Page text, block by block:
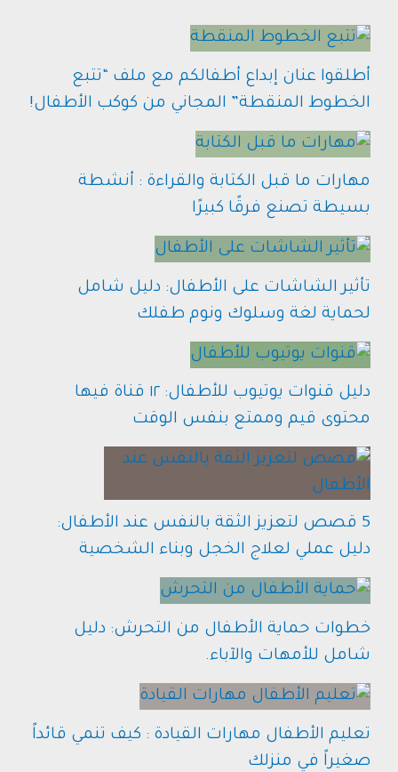
أطلقوا عنان إبداع أطفالكم مع ملف “تتبع
الخطوط المنقطة” المجاني من كوكب الأطفال!
مهارات ما قبل الكتابة والقراءة : أنشطة
بسيطة تصنع فرقًا كبيرًا
تأثير الشاشات على الأطفال: دليل شامل
لحماية لغة وسلوك ونوم طفلك
دليل قنوات يوتيوب للأطفال: ١٢ قناة فيها
محتوى قيم وممتع بنفس الوقت
5 قصص لتعزيز الثقة بالنفس عند الأطفال:
دليل عملي لعلاج الخجل وبناء الشخصية
خطوات حماية الأطفال من التحرش: دليل
شامل للأمهات والآباء.
تعليم الأطفال مهارات القيادة : كيف تنمي قائداً
صغيراً في منزلك